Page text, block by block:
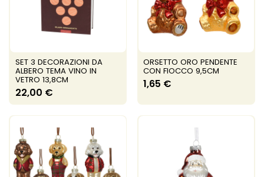
SET 3 DECORAZIONI DA
ALBERO TEMA VINO IN
VETRO 13,8CM
22,00 €
ORSETTO ORO PENDENTE
CON FIOCCO 9,5CM
1,65 €